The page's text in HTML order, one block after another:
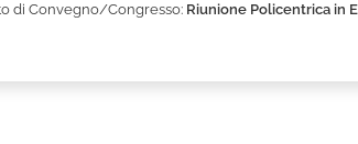
di Convegno/Congresso: Riunione Policentrica in